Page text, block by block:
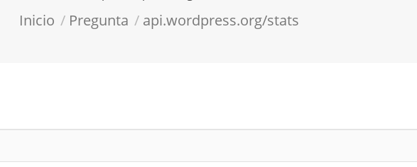
Estás aquí:
Inicio Pregunta api.wordpress.org/stats